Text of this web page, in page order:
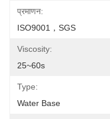
प्रमाणन:
ISO9001，SGS
Viscosity:
25~60s
Type:
Water Base